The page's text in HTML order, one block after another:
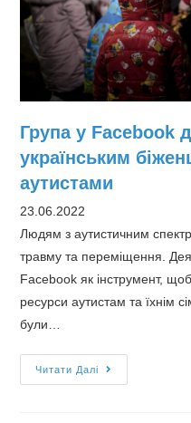
Група у Facebook
українським
аутистами
23.06.2022
Людям з аутистичним
травму та переміщення.
Facebook як інструмент,
ресурси аутистам та їхнім
були…
Читати Далі
у